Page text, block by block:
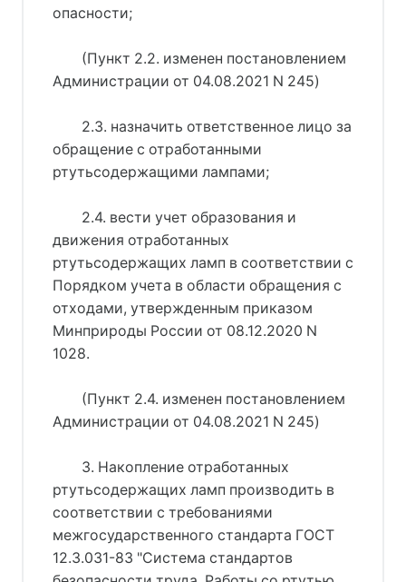
опасности;
(Пункт 2.2. изменен постановлением
Администрации от 04.08.2021 N 245)
2.3. назначить ответственное лицо за
обращение с отработанными
ртутьсодержащими лампами;
2.4. вести учет образования и
движения отработанных
ртутьсодержащих ламп в соответствии с
Порядком учета в области обращения с
отходами, утвержденным приказом
Минприроды России от 08.12.2020 N
1028.
(Пункт 2.4. изменен постановлением
Администрации от 04.08.2021 N 245)
3. Накопление отработанных
ртутьсодержащих ламп производить в
соответствии с требованиями
межгосударственного стандарта ГОСТ
12.3.031-83 "Система стандартов